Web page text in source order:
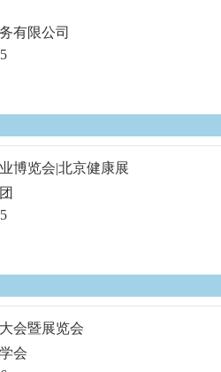
有限公司
博览会|北京健康展
会暨展览会
会